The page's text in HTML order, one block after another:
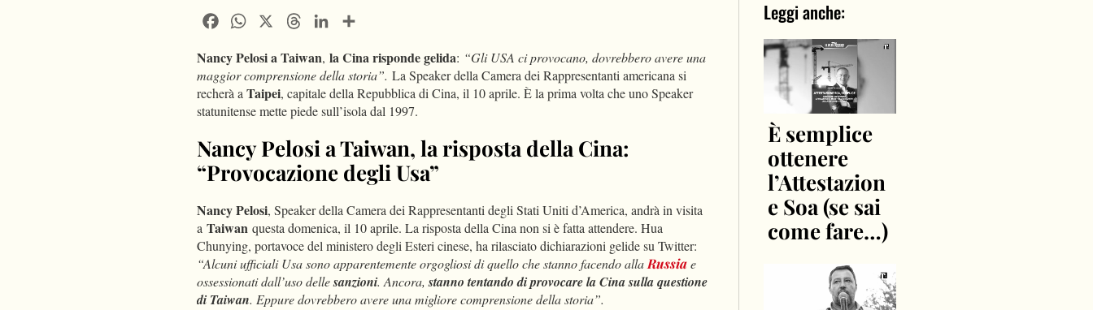
FacebookWhatsApp ThreadsLinkedIn
Nancy Pelosi aTaiwan, la Cina risponde gelida: “Gli USA ci provocano, dovrebbero avere una
maggior comprensione della storia”. La Speaker della Camera dei Rappresentanti americana si
recherà aTaipei, capitale della Repubblica di Cina, il 10 aprile. È la prima volta che uno Speaker
statunitense mette piede sull’isola dal 1997.
Nancy Pelosi a Taiwan, la risposta della Cina:
“Provocazione degli Usa”
Nancy Pelosi, Speaker della Camera dei Rappresentanti degli Stati Uniti d’America, andrà in visita
a Taiwan questa domenica, il 10 aprile. La risposta della Cina non si è fatta attendere. Hua
Chunying, portavoce del ministero degli Esteri cinese, ha rilasciato dichiarazioni gelide su Twitter:
“Alcuni ufficiali Usa sono apparentemente orgogliosi di quello che stanno facendo allaRussiae
ossessionati dall’uso dellesanzioni. Ancora,stanno tentando di provocare la Cina sulla questione
di Taiwan. Eppure dovrebbero avere una migliore comprensione della storia”.
Leggi anche:
È semplice
ottenere
l’Attestazion
e Soa (se sai
come fare…)